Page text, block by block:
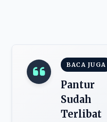
BACA JUGA
Pantur